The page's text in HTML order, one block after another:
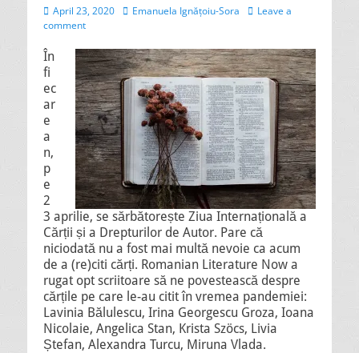
Posted
on
April 23, 2020 Author
Emanuela Ignățoiu-Sora
Leave a
comment
În
fi
ec
ar
e
a
n,
p
e
2
3 aprilie, se sărbătorește Ziua Internațională a
Cărții și a Drepturilor de Autor. Pare că
niciodată nu a fost mai multă nevoie ca acum
de a (re)citi cărți. Romanian Literature Now a
rugat opt scriitoare să ne povestească despre
cărțile pe care le-au citit în vremea pandemiei:
Lavinia Bălulescu, Irina Georgescu Groza, Ioana
Nicolaie, Angelica Stan, Krista Szöcs, Livia
Ștefan, Alexandra Turcu, Miruna Vlada.